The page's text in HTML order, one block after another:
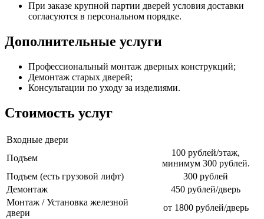
При заказе крупной партии дверей условия доставки
согласуются в персональном порядке.
Дополнительные услуги
Профессиональный монтаж дверных конструкций;
Демонтаж старых дверей;
Консультации по уходу за изделиями.
Стоимость услуг
Входные двери
Подъем
100 рублей/этаж,
минимум 300 рублей.
Подъем (есть грузовой лифт)
300 рублей
Демонтаж
450 рублей/дверь
Монтаж / Установка железной
двери
от 1800 рублей/дверь